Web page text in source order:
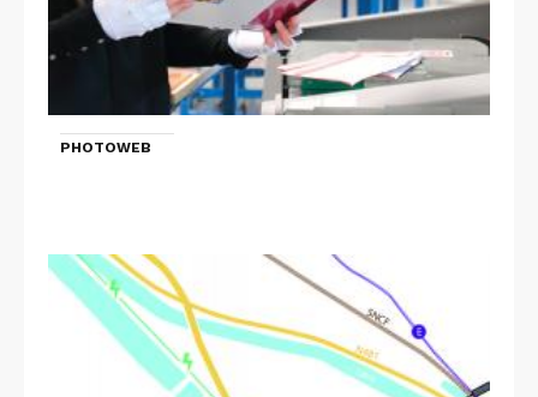
PHOTOWEB